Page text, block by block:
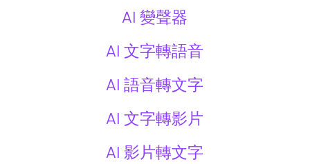
AI 變聲器
AI 文字轉語音
AI 語音轉文字
AI 文字轉影片
AI 影片轉文字